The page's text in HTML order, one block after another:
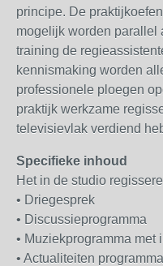
principe. De
mogelijk worden parallel
training de
kennismaking worden
professionele ploegen
praktijk werkzame
televisievlak verdiend
Specifieke inhoud
Het in de studio
• Driegesprek
• Discussieprogramma
• Muziekprogramma
• Actualiteiten programma